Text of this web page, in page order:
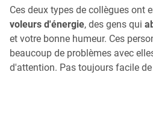
Ces deux types de collègues ont
voleurs d'énergie, des gens qui
et votre bonne humeur. Ces
beaucoup de problèmes avec
d'attention. Pas toujours facile